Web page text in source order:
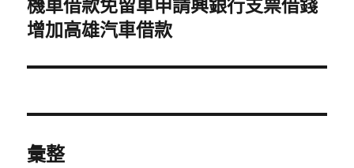
下
一
文
機車借款免留車申請興銀行支票借錢
增加高雄汽車借款
彙整